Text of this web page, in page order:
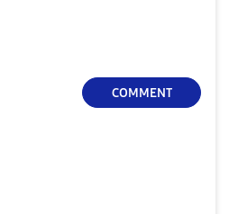
COMMENT